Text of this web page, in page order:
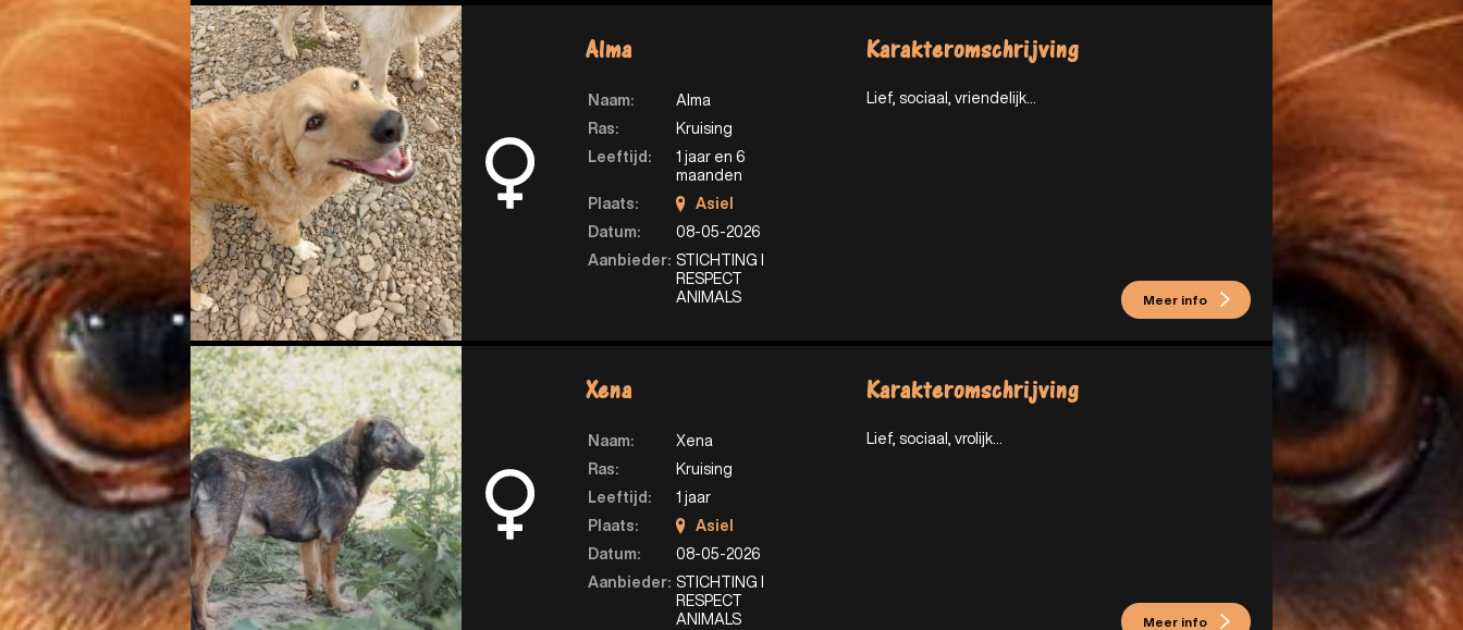
Alma
Naam:
Alma
Ras:
Kruising
Leeftijd:
1 jaar en 6
maanden
Plaats:
Asiel
Datum:
08-05-2026
Aanbieder: STICHTING I
RESPECT
ANIMALS
Karakteromschrijving
Lief, sociaal, vriendelijk...
Meer info
Xena
Naam:
Xena
Ras:
Kruising
Leeftijd:
1 jaar
Plaats:
Asiel
Datum:
08-05-2026
Aanbieder: STICHTING I
RESPECT
ANIMALS
Karakteromschrijving
Lief, sociaal, vrolijk...
Meer info